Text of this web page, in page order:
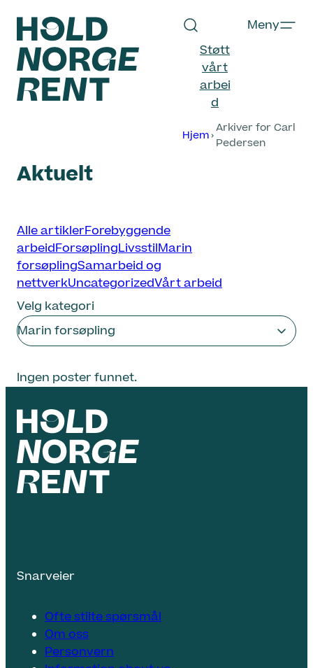
Hopp
innhold
Rent
Støtt
vårt
arbei
d
Meny
Hjem
Arkiver for Carl
Pedersen
Aktuelt
Velg
kategori
Alle artiklerForebyggende
arbeidForsøplingLivsstilMarin
forsøplingSamarbeid og
nettverkUncategorizedVårt arbeid
Velg kategori
Marin forsøpling
Ingen poster funnet.
Snarveier
Ofte stilte spørsmål
Om oss
Personvern